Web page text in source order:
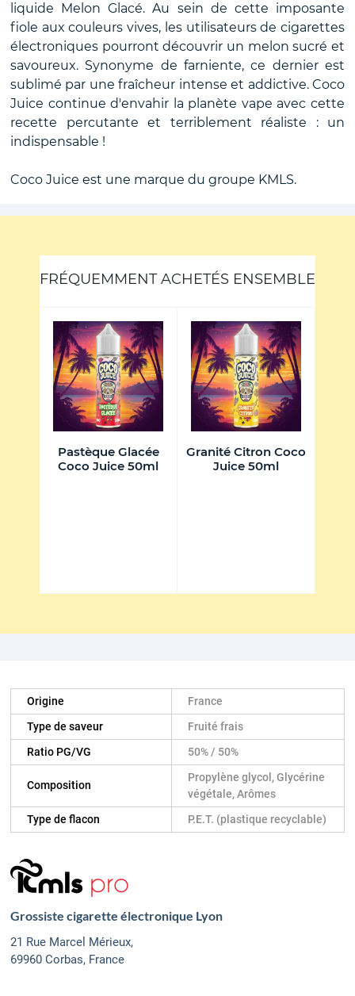
liquide Melon Glacé. Au sein de cette imposante
fiole aux couleurs vives, les utilisateurs de cigarettes
électroniques pourront découvrir un melon sucré et
savoureux. Synonyme de farniente, ce dernier est
sublimé par une fraîcheur intense et addictive. Coco
Juice continue d'envahir la planète vape avec cette
recette percutante et terriblement réaliste : un
indispensable !
Coco Juice est une marque du groupe KMLS.
FRÉQUEMMENT ACHETÉS ENSEMBLE
Pastèque Glacée
Coco Juice 50ml
Granité Citron Coco
Juice 50ml
Origine
France
Type de saveur
Fruité frais
Ratio PG/VG
50% / 50%
Composition
Propylène glycol, Glycérine
végétale, Arômes
Type de flacon
P.E.T. (plastique recyclable)
Grossiste cigarette électronique Lyon
21 Rue Marcel Mérieux,
69960 Corbas, France